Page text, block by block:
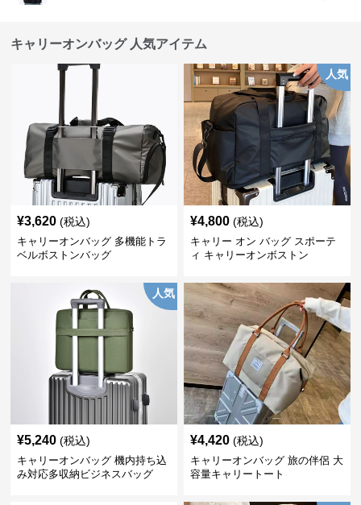
キャリーオンバッグ 人気アイテム
¥3,620 (税込)
キャリーオンバッグ 多機能トラ
ベルボストンバッグ
人気
¥4,800 (税込)
キャリー オン バッグ スポーテ
ィ キャリーオンボストン
人気
¥5,240 (税込)
キャリーオンバッグ 機内持ち込
み対応多収納ビジネスバッグ
¥4,420 (税込)
キャリーオンバッグ 旅の伴侶 大
容量キャリートート